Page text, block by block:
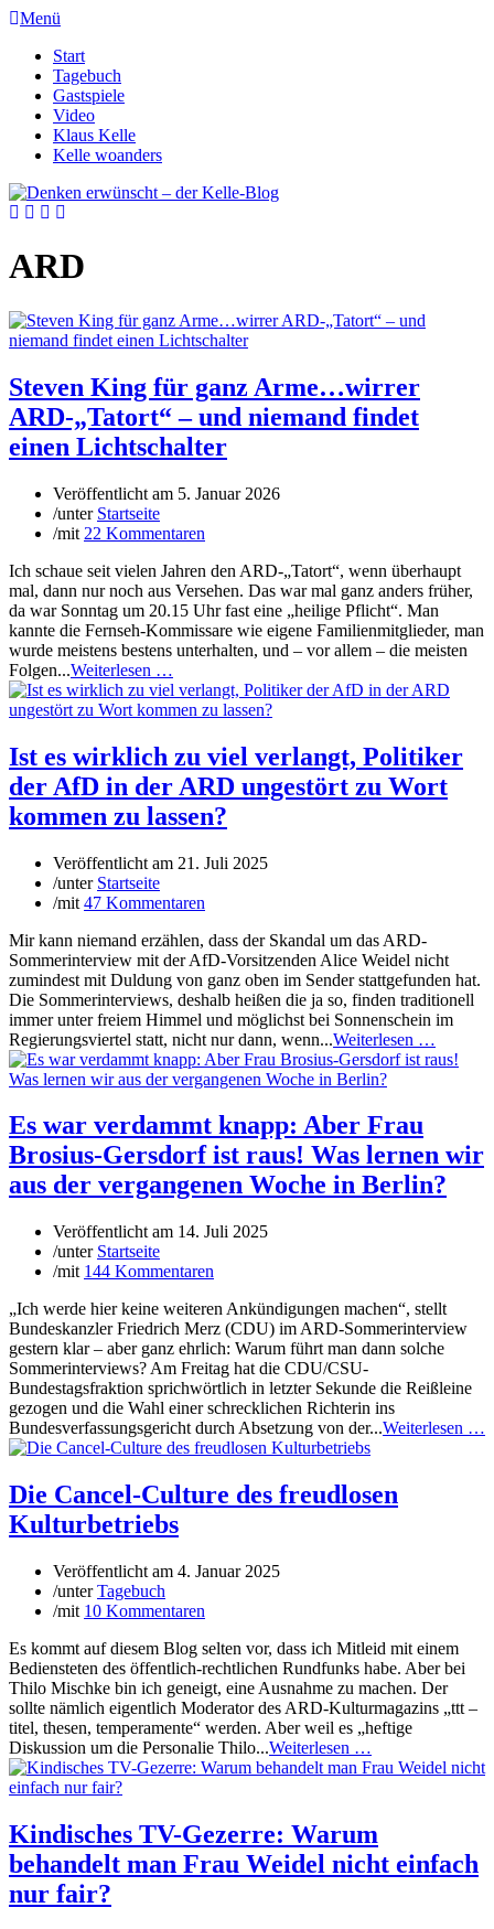
Menü
Start
Tagebuch
Gastspiele
Video
Klaus Kelle
Kelle woanders
ARD
Steven King für ganz Arme…wirrer
ARD-„Tatort“ – und niemand findet
einen Lichtschalter
Veröffentlicht am 5. Januar 2026
/unter Startseite
/mit 22 Kommentaren
Ich schaue seit vielen Jahren den ARD-„Tatort“, wenn überhaupt
mal, dann nur noch aus Versehen. Das war mal ganz anders früher,
da war Sonntag um 20.15 Uhr fast eine „heilige Pflicht“. Man
kannte die Fernseh-Kommissare wie eigene Familienmitglieder, man
wurde meistens bestens unterhalten, und – vor allem – die meisten
Folgen...Weiterlesen …
Ist es wirklich zu viel verlangt, Politiker
der AfD in der ARD ungestört zu Wort
kommen zu lassen?
Veröffentlicht am 21. Juli 2025
/unter Startseite
/mit 47 Kommentaren
Mir kann niemand erzählen, dass der Skandal um das ARD-
Sommerinterview mit der AfD-Vorsitzenden Alice Weidel nicht
zumindest mit Duldung von ganz oben im Sender stattgefunden hat.
Die Sommerinterviews, deshalb heißen die ja so, finden traditionell
immer unter freiem Himmel und möglichst bei Sonnenschein im
Regierungsviertel statt, nicht nur dann, wenn...Weiterlesen …
Es war verdammt knapp: Aber Frau
Brosius-Gersdorf ist raus! Was lernen wir
aus der vergangenen Woche in Berlin?
Veröffentlicht am 14. Juli 2025
/unter Startseite
/mit 144 Kommentaren
„Ich werde hier keine weiteren Ankündigungen machen“, stellt
Bundeskanzler Friedrich Merz (CDU) im ARD-Sommerinterview
gestern klar – aber ganz ehrlich: Warum führt man dann solche
Sommerinterviews? Am Freitag hat die CDU/CSU-
Bundestagsfraktion sprichwörtlich in letzter Sekunde die Reißleine
gezogen und die Wahl einer schrecklichen Richterin ins
Bundesverfassungsgericht durch Absetzung von der...Weiterlesen …
Die Cancel-Culture des freudlosen
Kulturbetriebs
Veröffentlicht am 4. Januar 2025
/unterTagebuch
/mit 10 Kommentaren
Es kommt auf diesem Blog selten vor, dass ich Mitleid mit einem
Bediensteten des öffentlich-rechtlichen Rundfunks habe. Aber bei
Thilo Mischke bin ich geneigt, eine Ausnahme zu machen. Der
sollte nämlich eigentlich Moderator des ARD-Kulturmagazins „ttt –
titel, thesen, temperamente“ werden. Aber weil es „heftige
Diskussion um die Personalie Thilo...Weiterlesen …
Kindisches TV-Gezerre: Warum
behandelt man Frau Weidel nicht einfach
nur fair?